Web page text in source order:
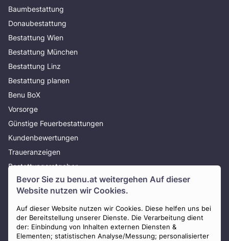
Bevor Sie zu benu.at weitergehen Auf dieser
Website nutzen wir Cookies.
Auf dieser Website nutzen wir Cookies. Diese helfen uns bei
der Bereitstellung unserer Dienste. Die Verarbeitung dient
der: Einbindung von Inhalten externen Diensten &
Elementen; statistischen Analyse/Messung; personalisierter
Baumbestattung
Donaubestattung
Bestattung Wien
Bestattung München
Bestattung Linz
Bestattung planen
Benu BoX
Vorsorge
Günstige Feuerbestattungen
Kundenbewertungen
Traueranzeigen
Bestattungsratgeber
Über uns
Presse
AGB
Impressum
Datenschutz